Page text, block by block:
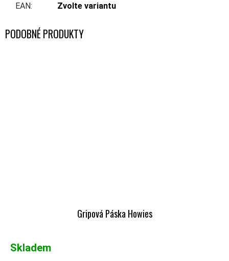
EAN: Zvolte variantu
Gripová Páska Howies
Skladem